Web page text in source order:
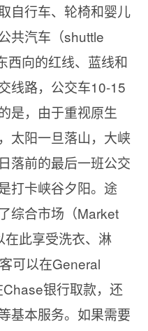
自行车、轮椅和婴儿
共汽车（shuttle
西向的红线、蓝线和
线路，公交车10-15
是，由于重视原生
太阳一旦落山，大峡
落前的最后一班公交
打卡峡谷夕阳。途
综合市场（Market
此享受洗衣、淋
可以在General
银行取款，还
基本服务。如果需要